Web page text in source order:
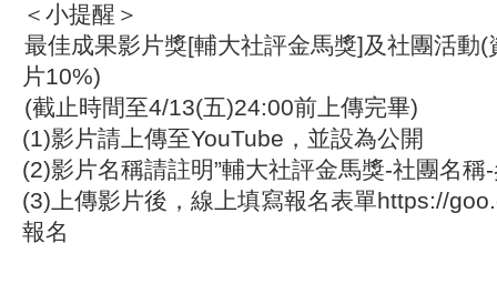
＜小提醒＞
最佳成果影片獎[輔大社評金馬獎]及社團活動
片10%)
(截止時間至4/13(五)24:00前上傳完畢)
(1)影片請上傳至YouTube，並設為公開
(2)影片名稱請註明”輔大社評金馬獎-社團名稱
(3)上傳影片後，線上填寫報名表單https://
報名